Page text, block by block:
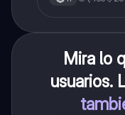
Mira lo